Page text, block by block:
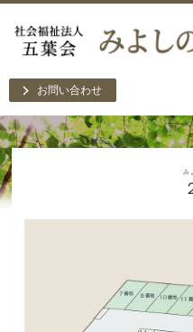
お問い合わせ
み